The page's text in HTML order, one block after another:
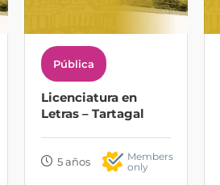
Pública
Licenciatura en
Letras – Tartagal
5 años
Members
only